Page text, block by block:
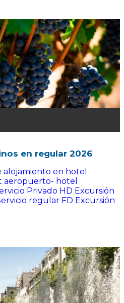
en regular 2026
alojamiento en hotel
aeropuerto- hotel
Privado HD Excursión
regular FD Excursión